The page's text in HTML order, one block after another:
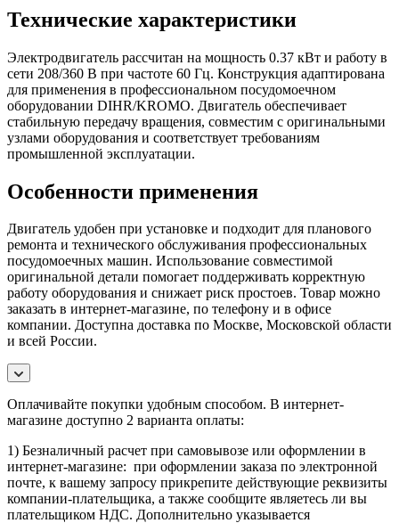
Технические характеристики
Электродвигатель рассчитан на мощность 0.37 кВт и работу в
сети 208/360 В при частоте 60 Гц. Конструкция адаптирована
для применения в профессиональном посудомоечном
оборудовании DIHR/KROMO. Двигатель обеспечивает
стабильную передачу вращения, совместим с оригинальными
узлами оборудования и соответствует требованиям
промышленной эксплуатации.
Особенности применения
Двигатель удобен при установке и подходит для планового
ремонта и технического обслуживания профессиональных
посудомоечных машин. Использование совместимой
оригинальной детали помогает поддерживать корректную
работу оборудования и снижает риск простоев. Товар можно
заказать в интернет-магазине, по телефону и в офисе
компании. Доступна доставка по Москве, Московской области
и всей России.
Оплачивайте покупки удобным способом. В интернет-
магазине доступно 2 варианта оплаты:
1) Безналичный расчет при самовывозе или оформлении в
интернет-магазине: при оформлении заказа по электронной
почте, к вашему запросу прикрепите действующие реквизиты
компании-плательщика, а также сообщите являетесь ли вы
плательщиком НДС. Дополнительно указывается